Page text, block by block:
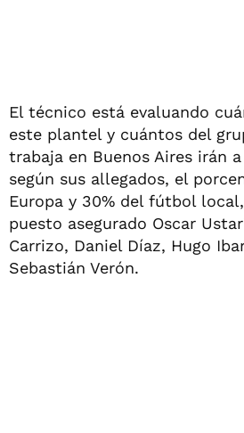
El técnico está evaluando
este plantel y cuántos del
trabaja en Buenos Aires irán
según sus allegados, el
Europa y 30% del fútbol
puesto asegurado Oscar
Carrizo, Daniel Díaz, Hugo
Sebastián Verón.